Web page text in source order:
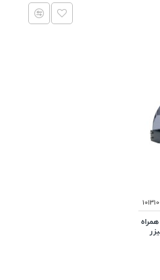
کیت سی ان سی مدل CNC 3018 PRO همراه